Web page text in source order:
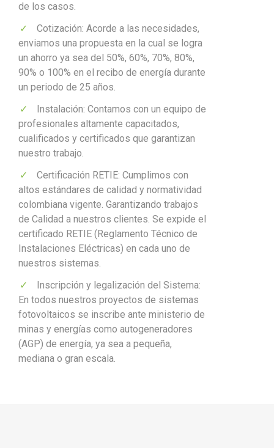
de los casos.
Cotización: Acorde a las necesidades,
enviamos una propuesta en la cual se logra
un ahorro ya sea del 50%, 60%, 70%, 80%,
90% o 100% en el recibo de energía durante
un periodo de 25 años.
Instalación: Contamos con un equipo de
profesionales altamente capacitados,
cualificados y certificados que garantizan
nuestro trabajo.
Certificación RETIE: Cumplimos con
altos estándares de calidad y normatividad
colombiana vigente. Garantizando trabajos
de Calidad a nuestros clientes. Se expide el
certificado RETIE (Reglamento Técnico de
Instalaciones Eléctricas) en cada uno de
nuestros sistemas.
Inscripción y legalización del Sistema:
En todos nuestros proyectos de sistemas
fotovoltaicos se inscribe ante ministerio de
minas y energías como autogeneradores
(AGP) de energía, ya sea a pequeña,
mediana o gran escala.